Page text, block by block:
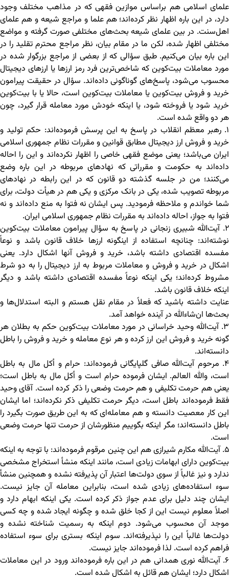
علمای اسلامی هم براساس موازین فقهی که در مذاهب مختلف وجود
دارد، در این باره اظهار نظر کرده‌اند؛ هم علما و مراجع شیعه و هم علمای
اهل‌سنت. در بین علمای شیعه بحث‌های مختلفی صورت گرفته و مواضع
مختلفی اظهار شده، لکن ما در مقام بیان، نظر مراجع محترم تقلید را در
این باره بیان می‌کنیم. طبق سؤالی که از بعضی از مراجع بزرگوار شده در
مورد معاملات بیت‌کوین که شاخص‌ترین فرد رمز ارزها یا ارزهای دیجیتال
محسوب می‌شود، پاسخ‌های گوناگونی داده‌اند. سؤال در حقیقت پیرامون
خرید و فروش بیت‌کوین یا معاملات بیت‌کوین است، حالا یا با بیت‌کوین
خرید شود یا فروخته شود، یا اینکه خودش مورد معامله قرار گیرد، چون
هر دو واقع شده است.
۱. رهبر معظم انقلاب در پاسخ به این پرسش فرموده‌اند: حکم تولید و
خرید و فروش ارز دیجیتال مطابق قوانین و مقررات نظام جمهوری اسلامی
ایران می‌باشد؛ یعنی موضع فقهی خاصی را اظهار نکرده‌اند و این را احاله
داده‌اند به حکومت و مقرراتی که نهادهای مربوطه در این باره وضع
می‌کنند؛ من در جلسه گذشته دو قانون که در این رابطه در نهادهای
مربوطه تصویب شده، یکی در بانک مرکزی و یکی هم در هیأت دولت، برای
شما خواندم و ملاحظه فرمودید. پس ایشان نه فتوا به منع داده‌اند و نه
فتوا به جواز، احاله داده‌اند به مقررات نظام جمهوری اسلامی ایران.
۲. آیت‌الله شبیری زنجانی در پاسخ به سؤال پیرامون معاملات بیت‌کوین
نوشته‌اند: چنانچه استفاده از اینگونه ارزها خلاف قانون باشد و نوعاً
مفسده اقتصادی داشته باشد، خرید و فروش آنها اشکال دارد. یعنی
اشکال در خرید و فروش و معاملات مربوط به ارز دیجیتال را به دو شرط
مشروط کرده‌اند؛ یکی اینکه نوعاً مفسده اقتصادی داشته باشد و دیگر
اینکه خلاف قانون باشد.
عنایت داشته باشید که فعلاً در مقام نقل هستم و البته استدلال‌ها و
بحث‌ها ان‌شاءالله در آینده خواهد آمد.
۳. آیت‌الله وحید خراسانی در مورد معاملات بیت‌کوین حکم به بطلان هر
گونه خرید و فروش این ارز کرده‌ و هر نوع معامله و خرید و فروش را باطل
دانسته‌اند.
۴. مرحوم آیت‌الله صافی گلپایگانی فرموده‌اند: حرام و أکل مال به باطل
است، والله العالم. ایشان فرموده حرام است و أکل مال به باطل است؛
یعنی هم حرمت تکلیفی و هم حرمت وضعی را ذکر کرده است. آقای وحید
فقط فرموده‌اند باطل است، دیگر حرمت تکلیفی ذکر نکرده‌اند؛ اما ایشان
این کار معصیت دانسته و هم معامله‌ای که به این طریق صورت بگیرد را
باطل دانسته‌اند؛ مگر اینکه بگوییم منظورشان از حرمت تنها حرمت وضعی
است.
۵. آیت‌الله مکارم شیرازی هم این چنین مرقوم فرموده‌اند: با توجه به اینکه
بیت‌کوین دارای ابهامات زیادی است، مانند اینکه منشأ استخراج مشخصی
ندارد و نیز غالباً از سوی دولت‌ها اعتبار آن پذیرفته نشده و همچنین منشأ
سوء استفاده‌های زیادی شده است، بنابراین معامله آن جایز نیست.
ایشان چند دلیل برای عدم جواز ذکر کرده است. یکی اینکه ابهام دارد و
اصلاً معلوم نیست این از کجا خلق شده و چگونه ایجاد شده و چه کسی
موجد آن محسوب می‌شود. دوم اینکه به رسمیت شناخته نشده و
دولت‌ها غالباً این را نپذیرفته‌اند. سوم اینکه بستری برای سوء استفاده
فراهم کرده است. لذا فرموده‌اند جایز نیست.
۶. آیت‌الله نوری همدانی هم در این باره فرموده‌اند ورود در این معاملات
اشکال دارد؛ ایشان هم قائل به اشکال شده است.